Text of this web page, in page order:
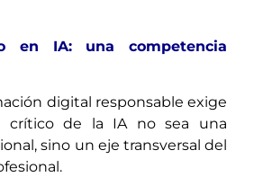
en IA: una competencia
digital responsable exige
crítico de la IA no sea una
sino un eje transversal del